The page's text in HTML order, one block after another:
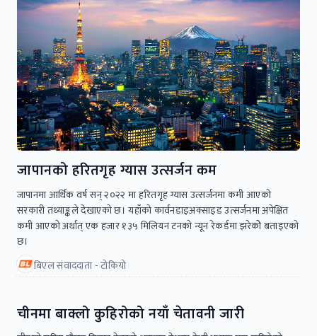
जापानको हरितगृह ग्यास उत्सर्जन कम
जापानमा आर्थिक वर्ष सन् २०२२ मा हरितगृह ग्यास उत्सर्जनमा कमी आएको
सरकारी तथ्याङ्कले देखाएको छ। यहाँको कार्वनडाइअक्साइड उत्सर्जनमा अपेक्षित
कमी आएको अर्थात् एक हजार १३५ मिलियन टनको न्यून रेकर्डमा झरेकोे बताइएको
छ।
बिएल संवाददाता - टोकियो
चीनमा बाक्लो कुहिरोको नयाँ चेतावनी जारी